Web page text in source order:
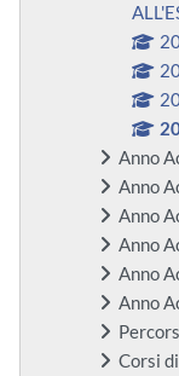
Anno
Anno
Anno
Anno
Anno
Anno
Corsi